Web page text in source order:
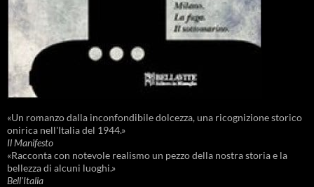
«Un romanzo dalla inconfondibile dolcezza, una ricognizione storico
onirica nell'Italia del 1944.»
Il Manifesto
«Racconta con notevole realismo un pezzo della nostra storia e la
bellezza di alcuni luoghi.»
Bell'Italia